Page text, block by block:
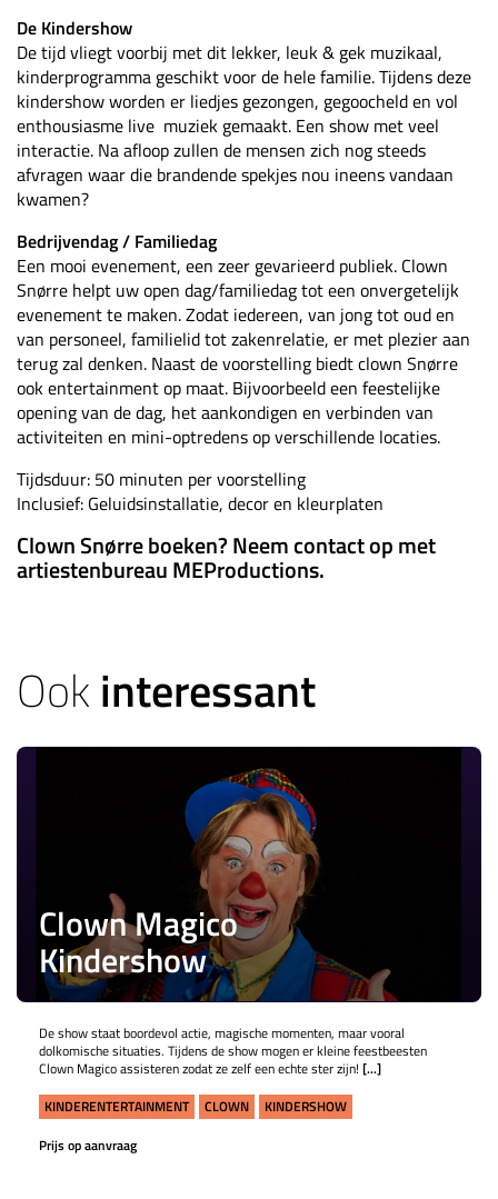
De Kindershow
De tijd vliegt voorbij met dit lekker, leuk & gek muzikaal,
kinderprogramma geschikt voor de hele familie. Tijdens deze
kindershow worden er liedjes gezongen, gegoocheld en vol
enthousiasme live muziek gemaakt. Een show met veel
interactie. Na afloop zullen de mensen zich nog steeds
afvragen waar die brandende spekjes nou ineens vandaan
kwamen?
Bedrijvendag / Familiedag
Een mooi evenement, een zeer gevarieerd publiek. Clown
Snørre helpt uw open dag/familiedag tot een onvergetelijk
evenement te maken. Zodat iedereen, van jong tot oud en
van personeel, familielid tot zakenrelatie, er met plezier aan
terug zal denken. Naast de voorstelling biedt clown Snørre
ook entertainment op maat. Bijvoorbeeld een feestelijke
opening van de dag, het aankondigen en verbinden van
activiteiten en mini-optredens op verschillende locaties.
Tijdsduur: 50 minuten per voorstelling
Inclusief: Geluidsinstallatie, decor en kleurplaten
Clown Snørre boeken? Neem contact op met
artiestenbureau MEProductions.
Ookinteressant
Clown Magico
Kindershow
De show staat boordevol actie, magische momenten, maar vooral
dolkomische situaties. Tijdens de show mogen er kleine feestbeesten
Clown Magico assisteren zodat ze zelf een echte ster zijn! [...]
KINDERENTERTAINMENT
CLOWN
KINDERSHOW
Prijs op aanvraag